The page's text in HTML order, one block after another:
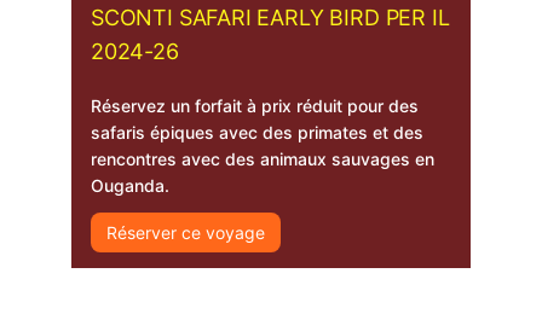
SCONTI SAFARI EARLY BIRD PER IL
2024-26
Réservez un forfait à prix réduit pour des
safaris épiques avec des primates et des
rencontres avec des animaux sauvages en
Ouganda.
Réserver ce voyage